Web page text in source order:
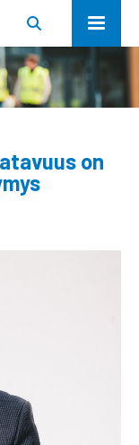
on